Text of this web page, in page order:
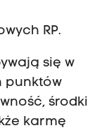
RP.
się w
punktów
środki
karmę